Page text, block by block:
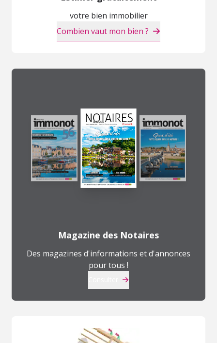
votre bien immobilier
Combien vaut mon bien ?
Magazine des Notaires
Des magazines d'informations et d'annonces
pour tous !